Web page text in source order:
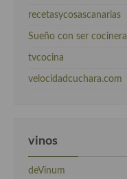
recetasycosascanarias
Sueño con ser cocinera
tvcocina
velocidadcuchara.com
vinos
deVinum